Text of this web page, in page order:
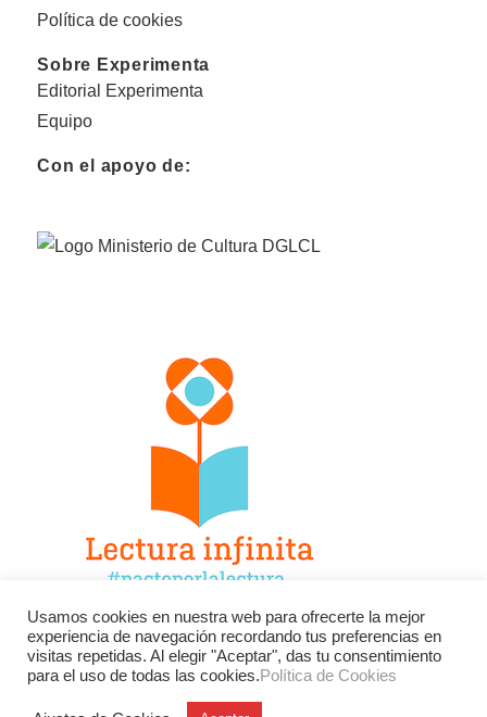
Política de cookies
Sobre Experimenta
Editorial Experimenta
Equipo
Con el apoyo de:
Facebook Twitter
Instagram
YouTube
LinkedIn Contacto
Usamos cookies en nuestra web para ofrecerte la mejor
experiencia de navegación recordando tus preferencias en
visitas repetidas. Al elegir "Aceptar", das tu consentimiento
para el uso de todas las cookies.Política de Cookies